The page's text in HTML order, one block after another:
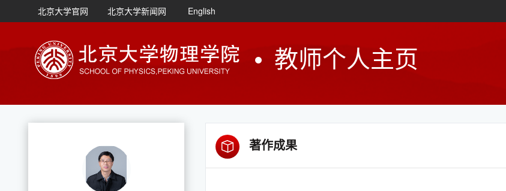
北京大学官网 北京大学新闻网 English
教师个人主页
著作成果